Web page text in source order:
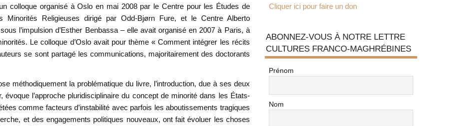
colloque organisé à Oslo en mai 2008 par le Centre pour les Études de
Minorités Religieuses dirigé par Odd-Bjørn Fure, et le Centre Alberto
l’impulsion d’Esther Benbassa – elle avait organisé en 2007 à Paris, à
Le colloque d’Oslo avait pour thème « Comment intégrer les récits
se sont partagé les communications, majoritairement des doctorants
méthodiquement la problématique du livre, l’introduction, due à ses deux
l’approche pluridisciplinaire du concept de minorité dans les États-
comme facteurs d’instabilité avec parfois les aboutissements tragiques
et des engagements politiques nouveaux, ont fait évoluer les choses
Cliquer ici pour faire un don
ABONNEZ-VOUS À NOTRE LETTRE
CULTURES FRANCO-MAGHRÉBINES
Prénom
Nom